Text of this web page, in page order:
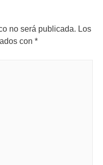
no será publicada. Los
con *